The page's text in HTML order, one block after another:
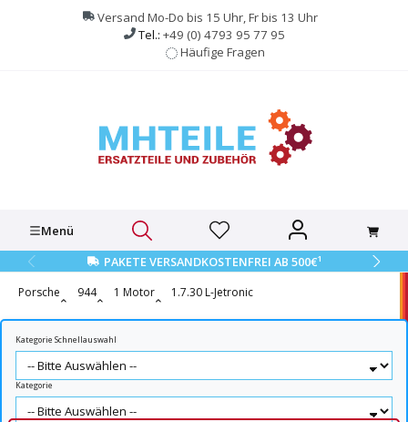
springen
Versand Mo-Do bis 15 Uhr, Fr bis 13 Uhr
Tel.: +49 (0) 4793 95 77 95
Häufige Fragen
Menü
PAKETE VERSANDKOSTENFREI AB 500€1
Porsche 944 1 Motor 1.7.30 L-Jetronic
Kategorie Schnellauswahl
Kategorie